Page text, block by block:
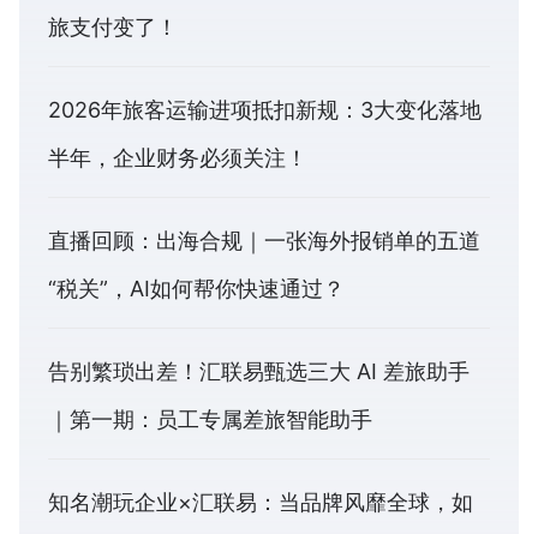
旅支付变了！
2026年旅客运输进项抵扣新规：3大变化落地
半年，企业财务必须关注！
直播回顾：出海合规｜一张海外报销单的五道
“税关”，AI如何帮你快速通过？
告别繁琐出差！汇联易甄选三大 AI 差旅助手
｜第一期：员工专属差旅智能助手
知名潮玩企业×汇联易：当品牌风靡全球，如